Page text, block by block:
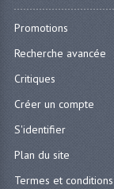
Promotions
Recherche avancée
Critiques
Créer un compte
S'identifier
Plan du site
Termes et conditions